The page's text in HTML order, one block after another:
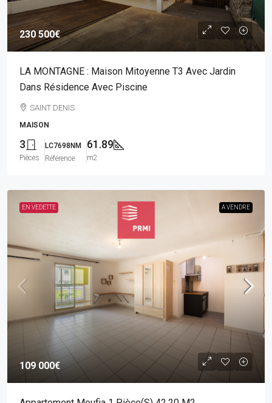
230 500€
LA MONTAGNE : Maison Mitoyenne T3 Avec Jardin
Dans Résidence Avec Piscine
SAINT DENIS
MAISON
3
Pièces
LC7698NM
Référence
61.89
m2
EN VEDETTE A VENDRE
109 000€